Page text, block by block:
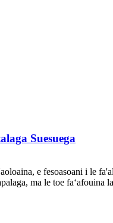
Suesuega
e fesoasoani i le
ma le toe faʻafouina